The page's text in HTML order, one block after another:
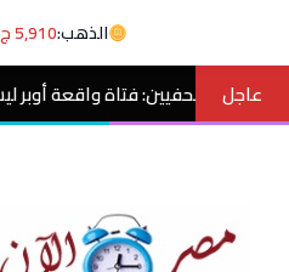
الذهب:5,910 ج.م
عاجل
واقعة أوبر ليست صحفية..